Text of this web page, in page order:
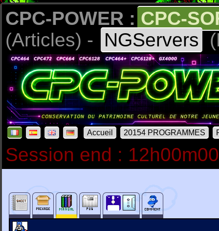
CPC-POWER : CPC-
(Articles) -
NGServers
Accueil 20154 PROGRAMMES
Session end :